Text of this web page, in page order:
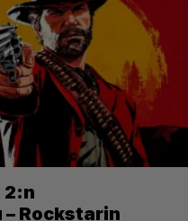
2:n
Rockstarin